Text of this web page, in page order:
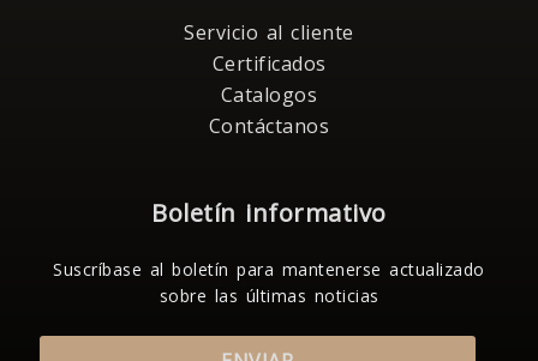
Servicio al cliente
Certificados
Catalogos
Contáctanos
Boletín informativo
Suscríbase al boletín para mantenerse actualizado
sobre las últimas noticias